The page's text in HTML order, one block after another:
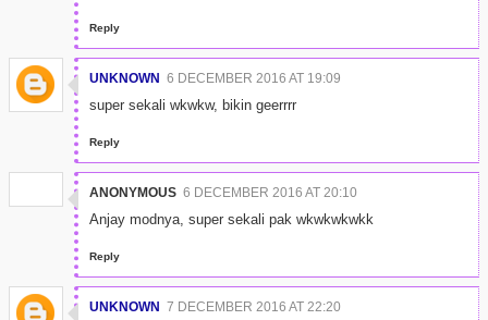
Reply
UNKNOWN 6 DECEMBER 2016 AT 19:09
super sekali wkwkw, bikin geerrrr
Reply
ANONYMOUS 6 DECEMBER 2016 AT 20:10
Anjay modnya, super sekali pak wkwkwkwkk
Reply
UNKNOWN 7 DECEMBER 2016 AT 22:20